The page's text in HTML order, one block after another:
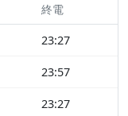
終電
23:27
23:57
23:27